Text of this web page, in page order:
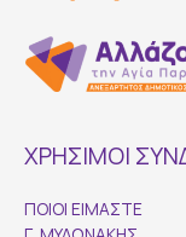
ΧΡΗΣΙΜΟΙ
ΠΟΙΟΙ ΕΙΜΑΣΤΕ